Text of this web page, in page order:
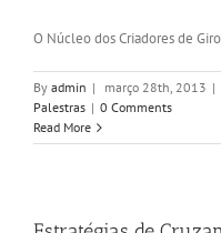
O Núcleo dos Criadores de
By admin | março 28th, 2013 |
Palestras | 0 Comments
Read More